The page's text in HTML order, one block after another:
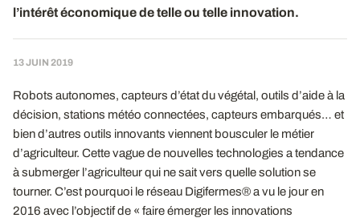
l’intérêt économique de telle ou telle innovation.
13 JUIN 2019
Robots autonomes, capteurs d’état du végétal, outils d’aide à la
décision, stations météo connectées, capteurs embarqués… et
bien d’autres outils innovants viennent bousculer le métier
d’agriculteur. Cette vague de nouvelles technologies a tendance
à submerger l’agriculteur qui ne sait vers quelle solution se
tourner. C’est pourquoi le réseau Digifermes® a vu le jour en
2016 avec l’objectif de « faire émerger les innovations